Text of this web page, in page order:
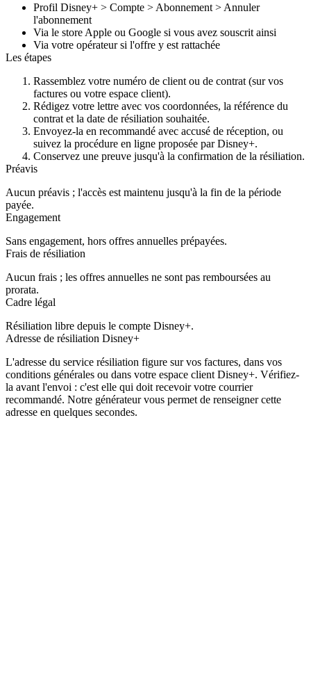
Profil Disney+ > Compte > Abonnement > Annuler
l'abonnement
Via le store Apple ou Google si vous avez souscrit ainsi
Via votre opérateur si l'offre y est rattachée
Les étapes
Rassemblez votre numéro de client ou de contrat (sur vos
factures ou votre espace client).
Rédigez votre lettre avec vos coordonnées, la référence du
contrat et la date de résiliation souhaitée.
Envoyez-la en recommandé avec accusé de réception, ou
suivez la procédure en ligne proposée par Disney+.
Conservez une preuve jusqu'à la confirmation de la résiliation.
Préavis
Aucun préavis ; l'accès est maintenu jusqu'à la fin de la période
payée.
Engagement
Sans engagement, hors offres annuelles prépayées.
Frais de résiliation
Aucun frais ; les offres annuelles ne sont pas remboursées au
prorata.
Cadre légal
Résiliation libre depuis le compte Disney+.
Adresse de résiliation Disney+
L'adresse du service résiliation figure sur vos factures, dans vos
conditions générales ou dans votre espace client Disney+. Vérifiez-
la avant l'envoi : c'est elle qui doit recevoir votre courrier
recommandé. Notre générateur vous permet de renseigner cette
adresse en quelques secondes.